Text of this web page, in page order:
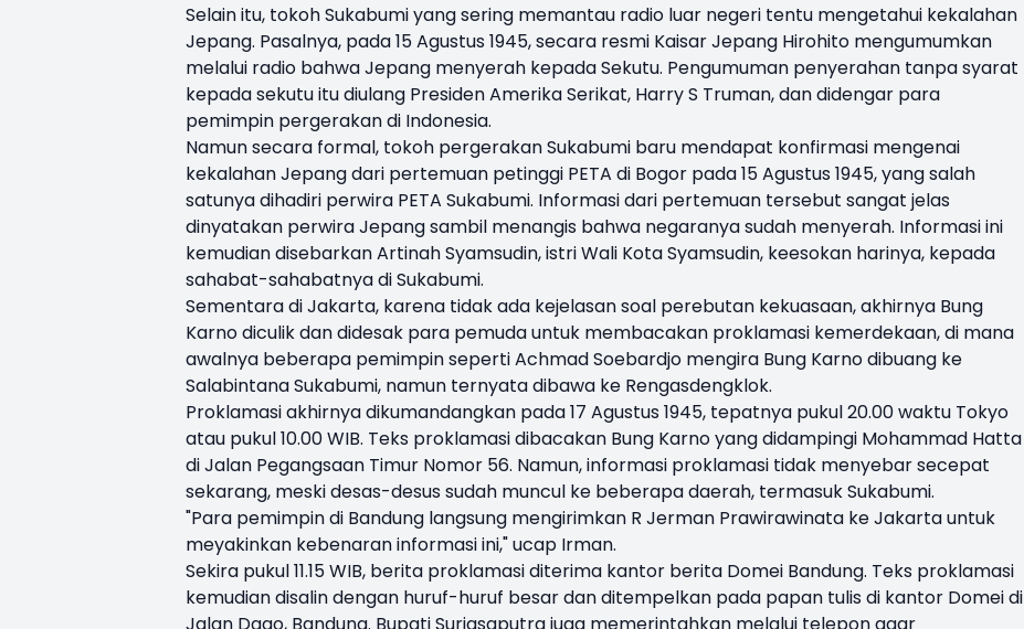
Selain itu, tokoh Sukabumi yang sering memantau radio luar negeri tentu mengetahui kekalahan
Jepang. Pasalnya, pada 15 Agustus 1945, secara resmi Kaisar Jepang Hirohito mengumumkan
melalui radio bahwa Jepang menyerah kepada Sekutu. Pengumuman penyerahan tanpa syarat
kepada sekutu itu diulang Presiden Amerika Serikat, Harry S Truman, dan didengar para
pemimpin pergerakan di Indonesia.
Namun secara formal, tokoh pergerakan Sukabumi baru mendapat konfirmasi mengenai
kekalahan Jepang dari pertemuan petinggi PETA di Bogor pada 15 Agustus 1945, yang salah
satunya dihadiri perwira PETA Sukabumi. Informasi dari pertemuan tersebut sangat jelas
dinyatakan perwira Jepang sambil menangis bahwa negaranya sudah menyerah. Informasi ini
kemudian disebarkan Artinah Syamsudin, istri Wali Kota Syamsudin, keesokan harinya, kepada
sahabat-sahabatnya di Sukabumi.
Sementara di Jakarta, karena tidak ada kejelasan soal perebutan kekuasaan, akhirnya Bung
Karno diculik dan didesak para pemuda untuk membacakan proklamasi kemerdekaan, di mana
awalnya beberapa pemimpin seperti Achmad Soebardjo mengira Bung Karno dibuang ke
Salabintana Sukabumi, namun ternyata dibawa ke Rengasdengklok.
Proklamasi akhirnya dikumandangkan pada 17 Agustus 1945, tepatnya pukul 20.00 waktu Tokyo
atau pukul 10.00 WIB. Teks proklamasi dibacakan Bung Karno yang didampingi Mohammad Hatta
di Jalan Pegangsaan Timur Nomor 56. Namun, informasi proklamasi tidak menyebar secepat
sekarang, meski desas-desus sudah muncul ke beberapa daerah, termasuk Sukabumi.
"Para pemimpin di Bandung langsung mengirimkan R Jerman Prawirawinata ke Jakarta untuk
meyakinkan kebenaran informasi ini," ucap Irman.
Sekira pukul 11.15 WIB, berita proklamasi diterima kantor berita Domei Bandung. Teks proklamasi
kemudian disalin dengan huruf-huruf besar dan ditempelkan pada papan tulis di kantor Domei di